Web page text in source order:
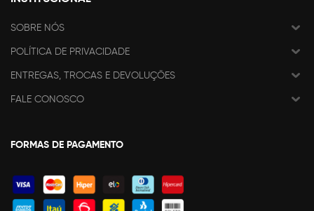
SOBRE NÓS
POLÍTICA DE PRIVACIDADE
ENTREGAS, TROCAS E DEVOLUÇÕES
FALE CONOSCO
FORMAS DE PAGAMENTO